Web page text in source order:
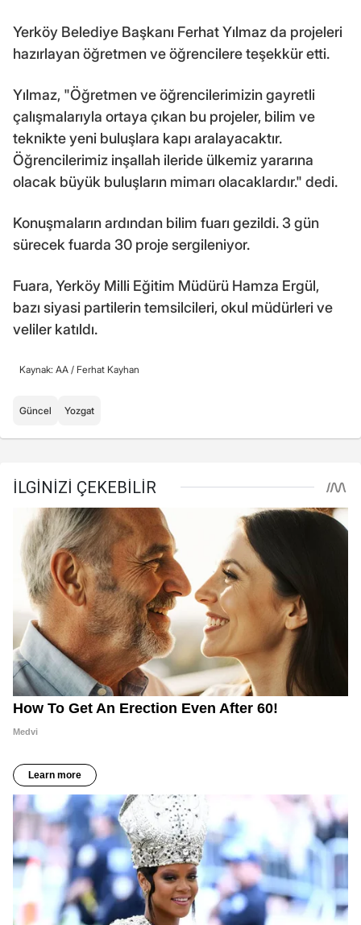
Yerköy Belediye Başkanı Ferhat Yılmaz da projeleri
hazırlayan öğretmen ve öğrencilere teşekkür etti.
Yılmaz, "Öğretmen ve öğrencilerimizin gayretli
çalışmalarıyla ortaya çıkan bu projeler, bilim ve
teknikte yeni buluşlara kapı aralayacaktır.
Öğrencilerimiz inşallah ileride ülkemiz yararına
olacak büyük buluşların mimarı olacaklardır." dedi.
Konuşmaların ardından bilim fuarı gezildi. 3 gün
sürecek fuarda 30 proje sergileniyor.
Fuara, Yerköy Milli Eğitim Müdürü Hamza Ergül,
bazı siyasi partilerin temsilcileri, okul müdürleri ve
veliler katıldı.
Kaynak: AA / Ferhat Kayhan
Güncel Yozgat